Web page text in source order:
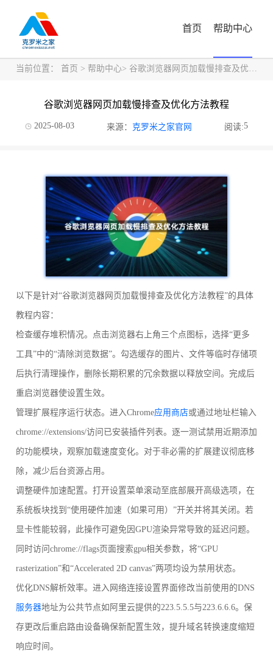
首页 帮助中心
当前位置： 首页 > 帮助中心> 谷歌浏览器网页加载慢排查及优化方法教程
谷歌浏览器网页加载慢排查及优化方法教程
2025-08-03 来源： 克罗米之家官网 阅读:5
以下是针对“谷歌浏览器网页加载慢排查及优化方法教程”的具体
教程内容：
检查缓存堆积情况。点击浏览器右上角三个点图标，选择“更多
工具”中的“清除浏览数据”。勾选缓存的图片、文件等临时存储项
后执行清理操作，删除长期积累的冗余数据以释放空间。完成后
重启浏览器使设置生效。
管理扩展程序运行状态。进入Chrome应用商店或通过地址栏输入
chrome://extensions/访问已安装插件列表。逐一测试禁用近期添加
的功能模块，观察加载速度变化。对于非必需的扩展建议彻底移
除，减少后台资源占用。
调整硬件加速配置。打开设置菜单滚动至底部展开高级选项，在
系统板块找到“使用硬件加速（如果可用）”开关并将其关闭。若
显卡性能较弱，此操作可避免因GPU渲染异常导致的延迟问题。
同时访问chrome://flags页面搜索gpu相关参数，将“GPU
rasterization”和“Accelerated 2D canvas”两项均设为禁用状态。
优化DNS解析效率。进入网络连接设置界面修改当前使用的DNS
服务器地址为公共节点如阿里云提供的223.5.5.5与223.6.6.6。保
存更改后重启路由设备确保新配置生效，提升域名转换速度缩短
响应时间。